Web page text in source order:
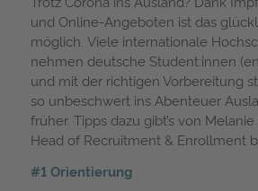
und Online-Angeboten ist das
möglich. Viele internationale
nehmen deutsche Student:innen
und mit der richtigen Vorbereitung
so unbeschwert ins Abenteuer
früher. Tipps dazu gibt’s von Melanie
Head of Recruitment & Enrollment
#1 Orientierung